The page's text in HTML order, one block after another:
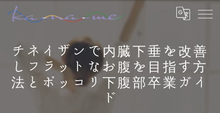
チネイザンで内臓下垂を改善
しフラットなお腹を目指す方
法とポッコリ下腹部卒業ガイ
ド